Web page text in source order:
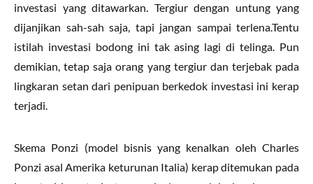
investasi yang ditawarkan. Tergiur dengan untung yang
dijanjikan sah-sah saja, tapi jangan sampai terlena.Tentu
istilah investasi bodong ini tak asing lagi di telinga. Pun
demikian, tetap saja orang yang tergiur dan terjebak pada
lingkaran setan dari penipuan berkedok investasi ini kerap
terjadi.
Skema Ponzi (model bisnis yang kenalkan oleh Charles
Ponzi asal Amerika keturunan Italia) kerap ditemukan pada